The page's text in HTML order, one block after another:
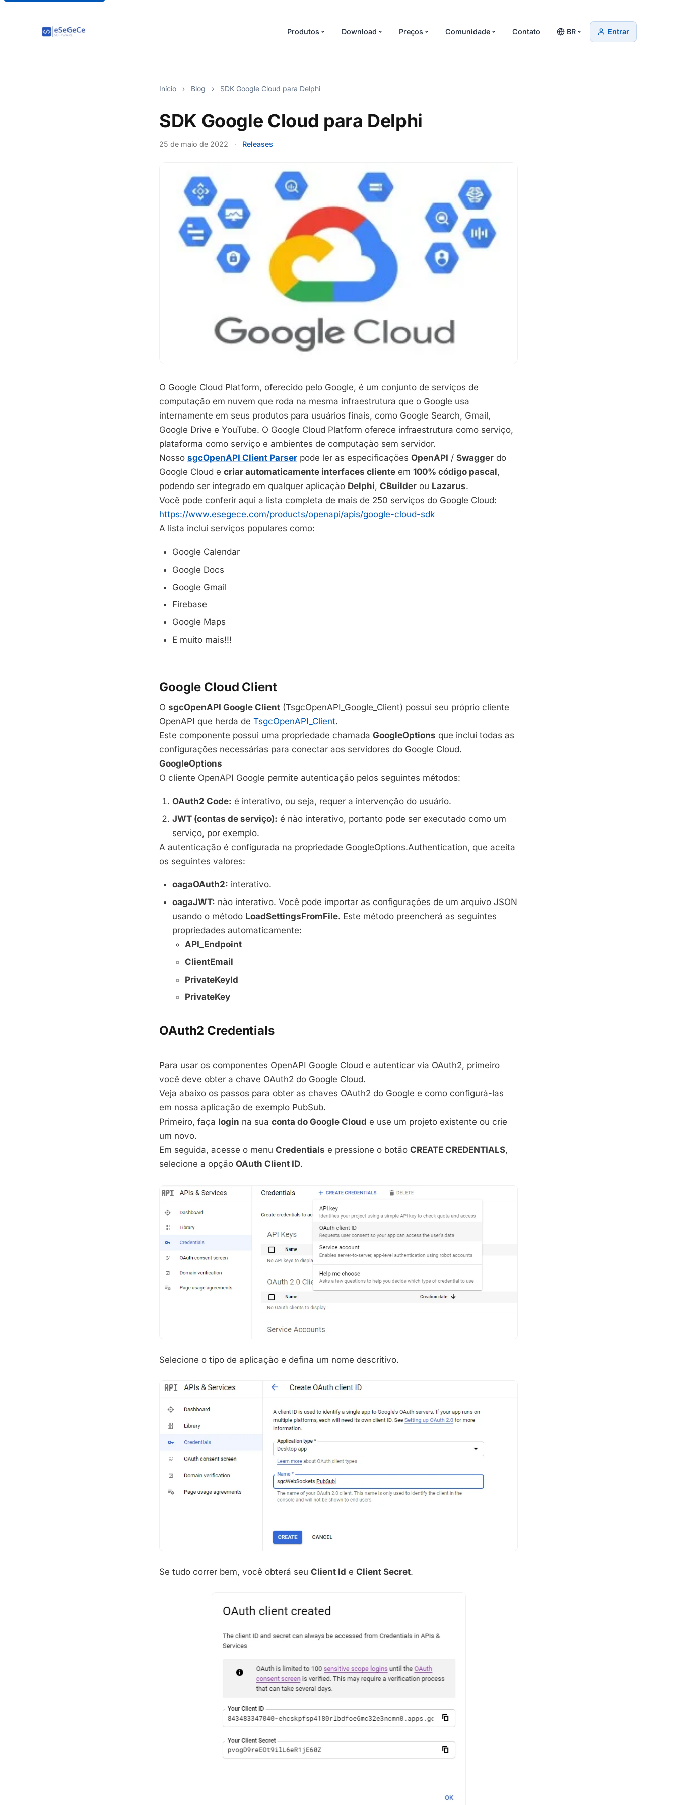
Produtos Download Preços Comunidade Contato BR Entrar
Início › Blog › SDK Google Cloud para Delphi
SDK Google Cloud para Delphi
25 de maio de 2022 · Releases
O Google Cloud Platform, oferecido pelo Google, é um conjunto de serviços de
computação em nuvem que roda na mesma infraestrutura que o Google usa
internamente em seus produtos para usuários finais, como Google Search, Gmail,
Google Drive e YouTube. O Google Cloud Platform oferece infraestrutura como serviço,
plataforma como serviço e ambientes de computação sem servidor.
Nosso sgcOpenAPI Client Parser pode ler as especificações OpenAPI / Swagger do
Google Cloud e criar automaticamente interfaces cliente em 100% código pascal,
podendo ser integrado em qualquer aplicação Delphi, CBuilder ou Lazarus.
Você pode conferir aqui a lista completa de mais de 250 serviços do Google Cloud:
https://www.esegece.com/products/openapi/apis/google-cloud-sdk
A lista inclui serviços populares como:
Google Calendar
Google Docs
Google Gmail
Firebase
Google Maps
E muito mais!!!
Google Cloud Client
O sgcOpenAPI Google Client (TsgcOpenAPI_Google_Client) possui seu próprio cliente
OpenAPI que herda de TsgcOpenAPI_Client.
Este componente possui uma propriedade chamada GoogleOptions que inclui todas as
configurações necessárias para conectar aos servidores do Google Cloud.
GoogleOptions
O cliente OpenAPI Google permite autenticação pelos seguintes métodos:
OAuth2 Code: é interativo, ou seja, requer a intervenção do usuário.
JWT (contas de serviço): é não interativo, portanto pode ser executado como um
serviço, por exemplo.
A autenticação é configurada na propriedade GoogleOptions.Authentication, que aceita
os seguintes valores:
oagaOAuth2: interativo.
oagaJWT: não interativo. Você pode importar as configurações de um arquivo JSON
usando o método LoadSettingsFromFile. Este método preencherá as seguintes
propriedades automaticamente:
API_Endpoint
ClientEmail
PrivateKeyId
PrivateKey
OAuth2 Credentials
Para usar os componentes OpenAPI Google Cloud e autenticar via OAuth2, primeiro
você deve obter a chave OAuth2 do Google Cloud.
Veja abaixo os passos para obter as chaves OAuth2 do Google e como configurá-las
em nossa aplicação de exemplo PubSub.
Primeiro, faça login na sua conta do Google Cloud e use um projeto existente ou crie
um novo.
Em seguida, acesse o menu Credentials e pressione o botão CREATE CREDENTIALS,
selecione a opção OAuth Client ID.
Selecione o tipo de aplicação e defina um nome descritivo.
Se tudo correr bem, você obterá seu Client Id e Client Secret.